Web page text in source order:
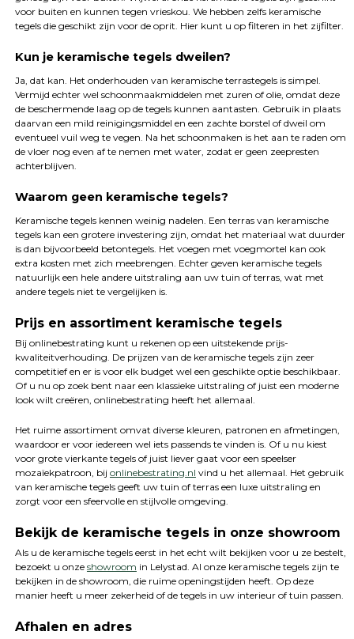
voor buiten en kunnen tegen vrieskou. We hebben zelfs keramische
tegels die geschikt zijn voor de oprit. Hier kunt u op filteren in het zijfilter.
Kun je keramische tegels dweilen?
Ja, dat kan. Het onderhouden van keramische terrastegels is simpel.
Vermijd echter wel schoonmaakmiddelen met zuren of olie, omdat deze
de beschermende laag op de tegels kunnen aantasten. Gebruik in plaats
daarvan een mild reinigingsmiddel en een zachte borstel of dweil om
eventueel vuil weg te vegen. Na het schoonmaken is het aan te raden om
de vloer nog even af te nemen met water, zodat er geen zeepresten
achterblijven.
Waarom geen keramische tegels?
Keramische tegels kennen weinig nadelen. Een terras van keramische
tegels kan een grotere investering zijn, omdat het materiaal wat duurder
is dan bijvoorbeeld betontegels. Het voegen met voegmortel kan ook
extra kosten met zich meebrengen. Echter geven keramische tegels
natuurlijk een hele andere uitstraling aan uw tuin of terras, wat met
andere tegels niet te vergelijken is.
Prijs en assortiment keramische tegels
Bij onlinebestrating kunt u rekenen op een uitstekende prijs-
kwaliteitverhouding. De prijzen van de keramische tegels zijn zeer
competitief en er is voor elk budget wel een geschikte optie beschikbaar.
Of u nu op zoek bent naar een klassieke uitstraling of juist een moderne
look wilt creëren, onlinebestrating heeft het allemaal.
Het ruime assortiment omvat diverse kleuren, patronen en afmetingen,
waardoor er voor iedereen wel iets passends te vinden is. Of u nu kiest
voor grote vierkante tegels of juist liever gaat voor een speelser
mozaïekpatroon, bij onlinebestrating.nl vind u het allemaal. Het gebruik
van keramische tegels geeft uw tuin of terras een luxe uitstraling en
zorgt voor een sfeervolle en stijlvolle omgeving.
Bekijk de keramische tegels in onze showroom
Als u de keramische tegels eerst in het echt wilt bekijken voor u ze bestelt,
bezoekt u onze showroom in Lelystad. Al onze keramische tegels zijn te
bekijken in de showroom, die ruime openingstijden heeft. Op deze
manier heeft u meer zekerheid of de tegels in uw interieur of tuin passen.
Afhalen en adres